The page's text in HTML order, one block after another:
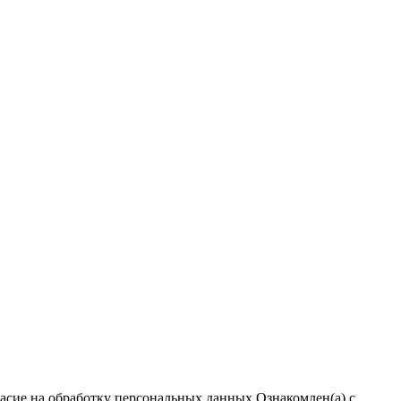
на обработку персональных данных Ознакомлен(а) с